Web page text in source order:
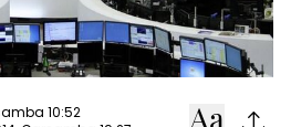
10:52